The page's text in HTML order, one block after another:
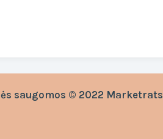
saugomos © 2022 Marketrats